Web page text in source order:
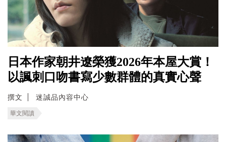
日本作家朝井遼榮獲2026年本屋大賞！
以諷刺口吻書寫少數群體的真實心聲
撰文 迷誠品內容中心
華文閱讀